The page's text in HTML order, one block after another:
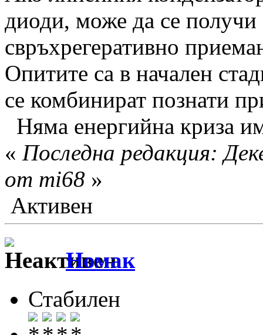
диоди, може да се
свръхрегеративно
Опитите са в начален
се комбинират познати
Няма енергийна криза
« Последна редакция:
от mi68 »
Активен
Номак
Стабилен